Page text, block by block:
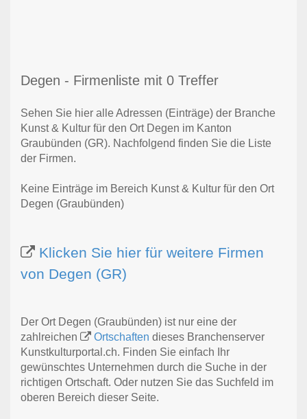
Degen - Firmenliste mit 0 Treffer
Sehen Sie hier alle Adressen (Einträge) der Branche
Kunst & Kultur für den Ort Degen im Kanton
Graubünden (GR). Nachfolgend finden Sie die Liste
der Firmen.
Keine Einträge im Bereich Kunst & Kultur für den Ort
Degen (Graubünden)
Klicken Sie hier für weitere Firmen
von Degen (GR)
Der Ort Degen (Graubünden) ist nur eine der
zahlreichen
Ortschaften dieses Branchenserver
Kunstkulturportal.ch. Finden Sie einfach Ihr
gewünschtes Unternehmen durch die Suche in der
richtigen Ortschaft. Oder nutzen Sie das Suchfeld im
oberen Bereich dieser Seite.